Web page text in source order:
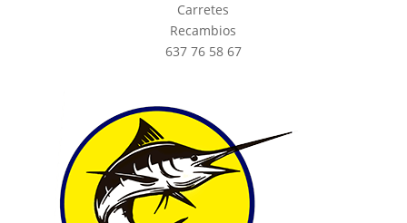
Carretes
Recambios
637 76 58 67